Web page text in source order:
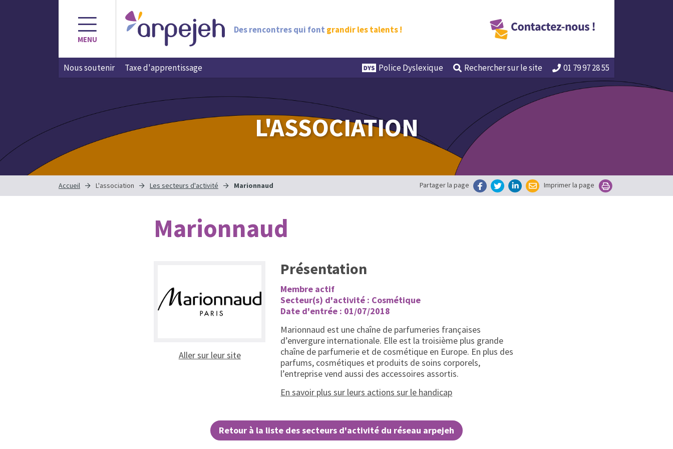
MENU
Des rencontres qui font grandir les talents !
Nous soutenir Taxe d'apprentissage Police Dyslexique Recherchersur le site 01 79 97 28 55
L'ASSOCIATION
Accueil L'association Les secteurs d'activité Marionnaud Partager la page Imprimer la page
Marionnaud
Aller sur leur site(ouvrir dans un nouvel onglet)
Présentation
Membre actif
Secteur(s) d'activité : Cosmétique
Date d'entrée : 01/07/2018
Marionnaud est une chaîne de parfumeries françaises
d’envergure internationale. Elle est la troisième plus grande
chaîne de parfumerie et de cosmétique en Europe. En plus des
parfums, cosmétiques et produits de soins corporels,
l’entreprise vend aussi des accessoires assortis.
En savoir plus sur leurs actions sur le handicap(ouvrir dans un nouvel onglet)
Retour à la liste des secteurs d'activité du réseau arpejeh